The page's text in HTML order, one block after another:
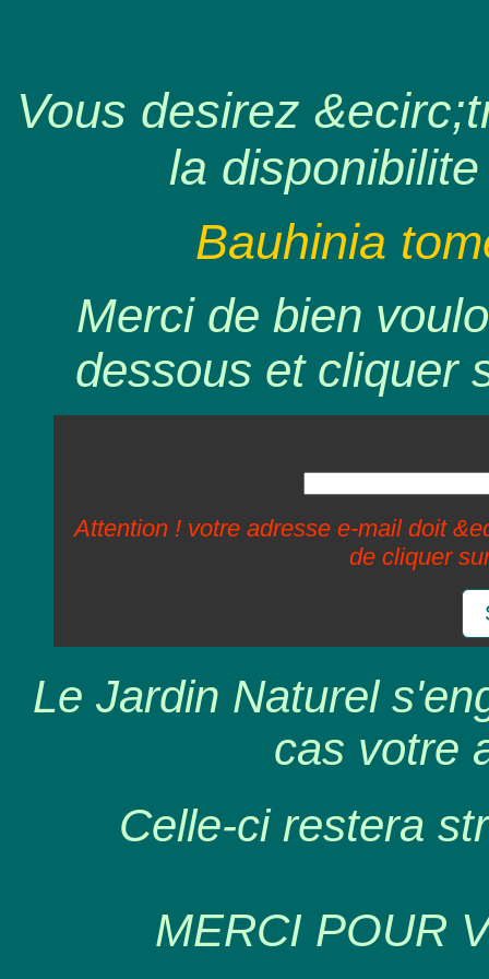
Vous desirez
la
Bauhinia
Merci de bien
dessous et cliquer
Attention ! votre adresse e-mail doit
de cliquer
Le Jardin Naturel
cas votre
Celle-ci restera
MERCI POUR